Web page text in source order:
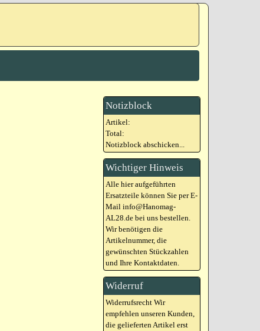
Notizblock
Artikel:
Total:
Notizblock abschicken...
Wichtiger Hinweis
Alle hier aufgeführten
Ersatzteile können Sie per E-
Mail info@Hanomag-
AL28.de bei uns bestellen.
Wir benötigen die
Artikelnummer, die
gewünschten Stückzahlen
und Ihre Kontaktdaten.
Widerruf
Widerrufsrecht Wir
empfehlen unseren Kunden,
die gelieferten Artikel erst